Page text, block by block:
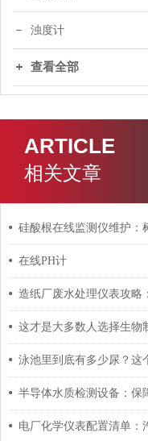
浊度计
查看全部
ARTICLE
相关文章
在线PH计